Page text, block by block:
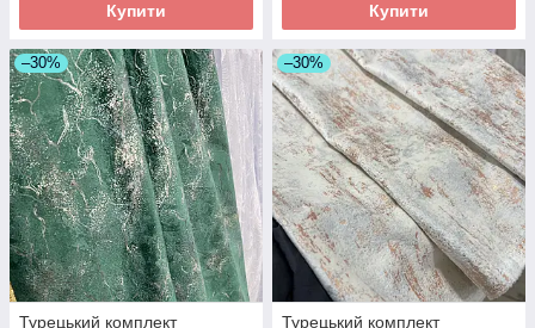
Купити Купити
–30%
Турецький комплект
–30%
Турецький комплект